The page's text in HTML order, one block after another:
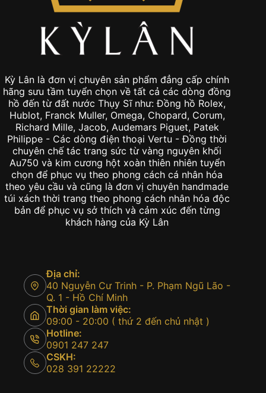
Kỳ Lân là đơn vị chuyên sản phẩm đẳng cấp chính
hãng sưu tầm tuyển chọn về tất cả các dòng đồng
hồ đến từ đất nước Thụy Sĩ như: Đồng hồ Rolex,
Hublot, Franck Muller, Omega, Chopard, Corum,
Richard Mille, Jacob, Audemars Piguet, Patek
Philippe - Các dòng điện thoại Vertu - Đồng thời
chuyên chế tác trang sức từ vàng nguyên khối
Au750 và kim cương hột xoàn thiên nhiên tuyển
chọn để phục vụ theo phong cách cá nhân hóa
theo yêu cầu và cũng là đơn vị chuyên handmade
túi xách thời trang theo phong cách nhân hóa độc
bản để phục vụ sở thích và cảm xúc đến từng
khách hàng của Kỳ Lân
Địa chỉ:
40 Nguyễn Cư Trinh - P. Phạm Ngũ Lão -
Q. 1 - Hồ Chí Minh
Thời gian làm việc:
09:00 - 20:00 ( thứ 2 đến chủ nhật )
Hotline:
0901 247 247
CSKH:
028 391 22222